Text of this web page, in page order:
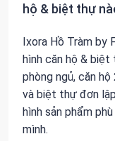
hộ & biệt thự
Ixora Hồ Tràm by
hình căn hộ &
phòng ngủ, căn
và biệt thự đơn
hình sản phẩm
mình.